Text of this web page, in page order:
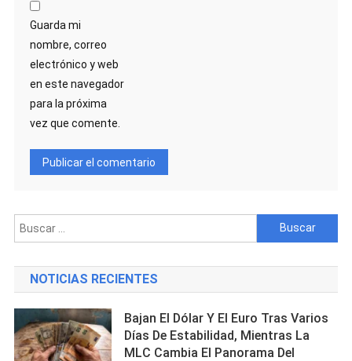
Guarda mi
nombre, correo
electrónico y web
en este navegador
para la próxima
vez que comente.
Buscar:
NOTICIAS RECIENTES
Bajan El Dólar Y El Euro Tras Varios
Días De Estabilidad, Mientras La
MLC Cambia El Panorama Del